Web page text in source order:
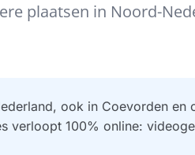
plaatsen in Noord-
ook in Coevorden en
verloopt 100% online: